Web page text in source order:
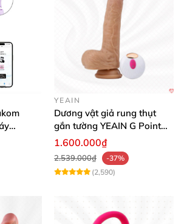
Vật
YEAIN
Dương vật giả rung thụt
gắn tường YEAIN G Point
siêu thực điều khiển từ xa
1.600.000₫
2.539.000₫
-37%
(2,590)